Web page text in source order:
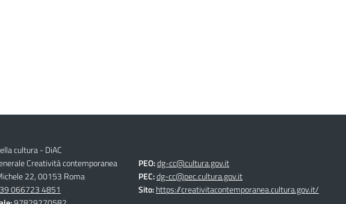
cultura - DiAC
Creatività contemporanea
22, 00153 Roma
066723 4851
PEO:dg-cc@cultura.gov.it
PEC:dg-cc@pec.cultura.gov.it
Sito:https://creativitacontemporanea.cultura.gov.it/